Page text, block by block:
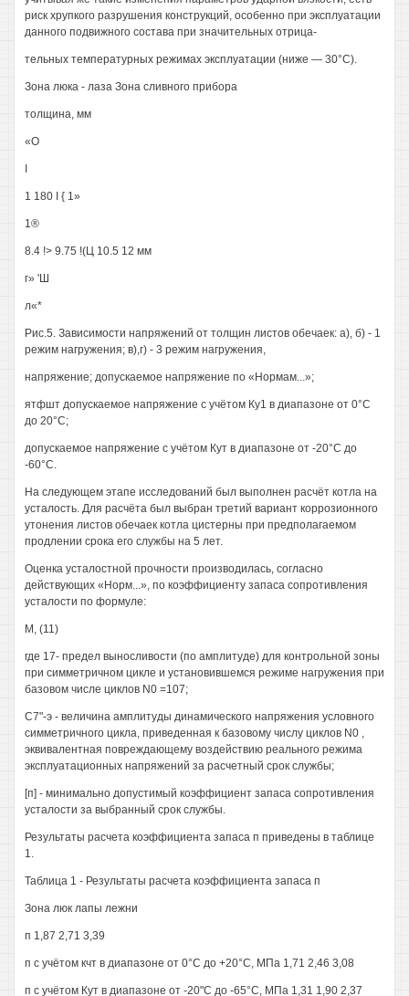
риск хрупкого разрушения конструкций, особенно при эксплуатации
данного подвижного состава при значительных отрица-
тельных температурных режимах эксплуатации (ниже — 30°С).
Зона люка - лаза Зона сливного прибора
толщина, мм
«О
1 180 I { 1»
1®
8.4 !> 9.75 !(Ц 10.5 12 мм
г» 'Ш
л«*
Рис.5. Зависимости напряжений от толщин листов обечаек: а), б) - 1
режим нагружения; в),г) - 3 режим нагружения,
напряжение; допускаемое напряжение по «Нормам...»;
ятфшт допускаемое напряжение с учётом Ку1 в диапазоне от 0°С
до 20°С;
допускаемое напряжение с учётом Кут в диапазоне от -20°С до
-60°С.
На следующем этапе исследований был выполнен расчёт котла на
усталость. Для расчёта был выбран третий вариант коррозионного
утонения листов обечаек котла цистерны при предполагаемом
продлении срока его службы на 5 лет.
Оценка усталостной прочности производилась, согласно
действующих «Норм...», по коэффициенту запаса сопротивления
усталости по формуле:
М, (11)
где 17- предел выносливости (по амплитуде) для контрольной зоны
при симметричном цикле и установившемся режиме нагружения при
базовом числе циклов N0 =107;
С7"-э - величина амплитуды динамического напряжения условного
симметричного цикла, приведенная к базовому числу циклов N0 ,
эквивалентная повреждающему воздействию реального режима
эксплуатационных напряжений за расчетный срок службы;
[п] - минимально допустимый коэффициент запаса сопротивления
усталости за выбранный срок службы.
Результаты расчета коэффициента запаса п приведены в таблице
1.
Таблица 1 - Результаты расчета коэффициента запаса п
Зона люк лапы лежни
п 1,87 2,71 3,39
п с учётом кчт в диапазоне от 0°С до +20°С, МПа 1,71 2,46 3,08
п с учётом Кут в диапазоне от -20"С до -65°С, МПа 1,31 1,90 2,37